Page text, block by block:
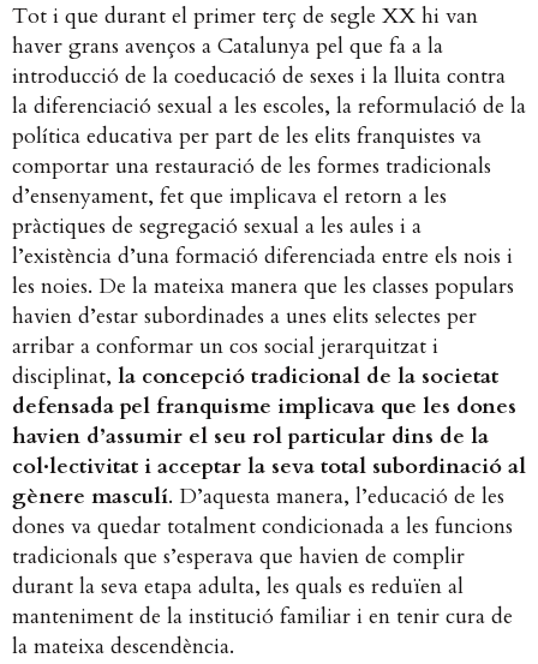
Tot i que durant el primer terç de segle XX hi van
haver grans avenços a Catalunya pel que fa a la
introducció de la coeducació de sexes i la lluita contra
la diferenciació sexual a les escoles, la reformulació de la
política educativa per part de les elits franquistes va
comportar una restauració de les formes tradicionals
d’ensenyament, fet que implicava el retorn a les
pràctiques de segregació sexual a les aules i a
l’existència d’una formació diferenciada entre els nois i
les noies. De la mateixa manera que les classes populars
havien d’estar subordinades a unes elits selectes per
arribar a conformar un cos social jerarquitzat i
disciplinat, la concepció tradicional de la societat
defensada pel franquisme implicava que les dones
havien d’assumir el seu rol particular dins de la
col·lectivitat i acceptar la seva total subordinació al
gènere masculí. D’aquesta manera, l’educació de les
dones va quedar totalment condicionada a les funcions
tradicionals que s’esperava que havien de complir
durant la seva etapa adulta, les quals es reduïen al
manteniment de la institució familiar i en tenir cura de
la mateixa descendència.